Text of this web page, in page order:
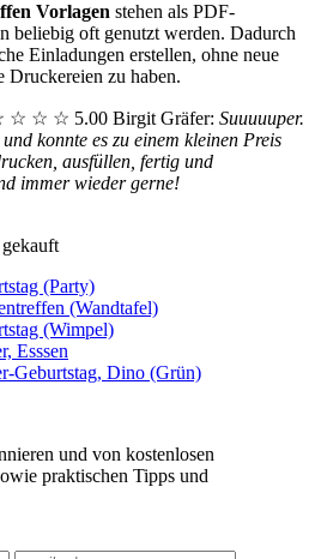
Vorlagen stehen als PDF-
beliebig oft genutzt werden. Dadurch
Einladungen erstellen, ohne neue
zu haben.
☆ ☆ ☆ 5.00 Birgit Gräfer: Suuuuuper.
konnte es zu einem kleinen Preis
ausfüllen, fertig und
immer wieder gerne!
(Party)
(Wandtafel)
(Wimpel)
Esssen
Geburtstag, Dino (Grün)
und von kostenlosen
praktischen Tipps und